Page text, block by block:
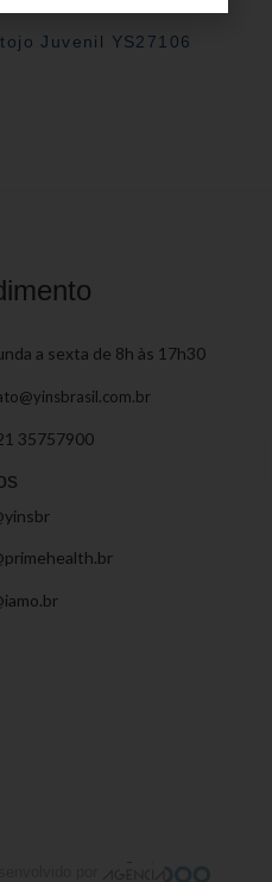
Juvenil YS27106
a sexta de 8h às 17h30
35757900